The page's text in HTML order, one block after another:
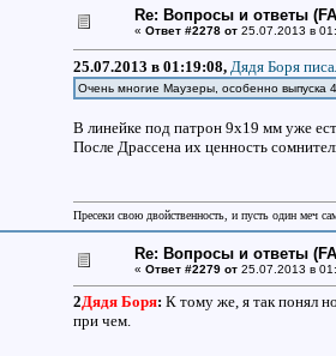
Re: Вопросы и ответы
« Ответ #2278 от25.07.2013 в
25.07.2013 в 01:19:08, Дядя Боря
Очень многие Маузеры, особенно выпуска
В линейке под патрон 9x19 мм уже
После Драссена их ценность
Пресеки свою двойственность, и пусть один меч
Re: Вопросы и ответы
« Ответ #2279 от25.07.2013 в
2Дядя Боря: К тому же, я так понял
при чем.